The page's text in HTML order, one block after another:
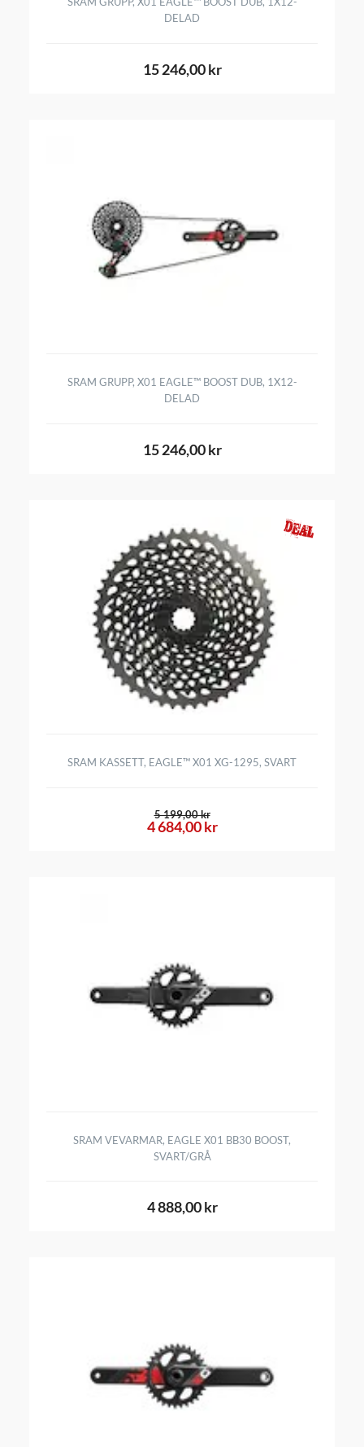
DELAD
15 246,00 kr
SRAM GRUPP, X01 EAGLE™ BOOST DUB, 1X12-
DELAD
15 246,00 kr
SRAM KASSETT, EAGLE™ X01 XG-1295, SVART
4 684,00 kr
5 199,00 kr
SRAM VEVARMAR, EAGLE X01 BB30 BOOST,
SVART/GRÅ
4 888,00 kr